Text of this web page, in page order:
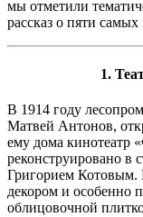
мы отметили
рассказ о пяти
1.
В 1914 году
Матвей Антонов,
ему дома кинотеатр
реконструировано в
Григорием Котовым.
декором и особенно
облицовочной